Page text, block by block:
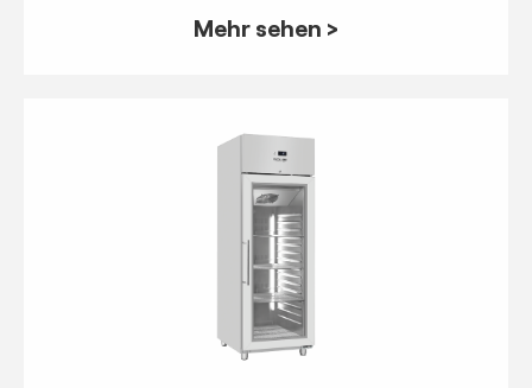
Mehr sehen >